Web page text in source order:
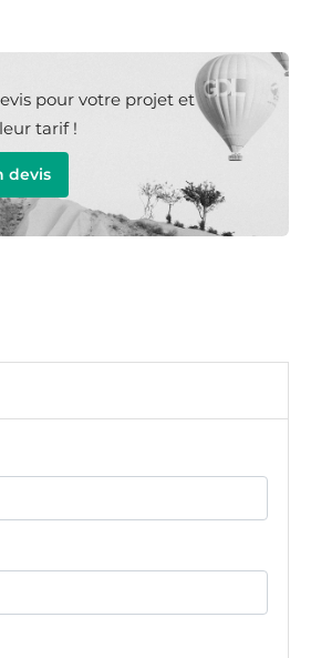
pour votre projet et
tarif !
devis